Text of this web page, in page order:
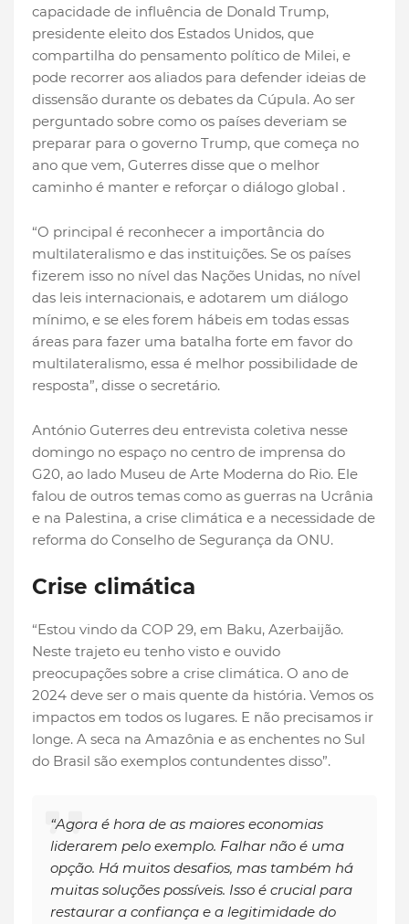
capacidade de influência de Donald Trump,
presidente eleito dos Estados Unidos, que
compartilha do pensamento político de Milei, e
pode recorrer aos aliados para defender ideias de
dissensão durante os debates da Cúpula. Ao ser
perguntado sobre como os países deveriam se
preparar para o governo Trump, que começa no
ano que vem, Guterres disse que o melhor
caminho é manter e reforçar o diálogo global .
“O principal é reconhecer a importância do
multilateralismo e das instituições. Se os países
fizerem isso no nível das Nações Unidas, no nível
das leis internacionais, e adotarem um diálogo
mínimo, e se eles forem hábeis em todas essas
áreas para fazer uma batalha forte em favor do
multilateralismo, essa é melhor possibilidade de
resposta”, disse o secretário.
António Guterres deu entrevista coletiva nesse
domingo no espaço no centro de imprensa do
G20, ao lado Museu de Arte Moderna do Rio. Ele
falou de outros temas como as guerras na Ucrânia
e na Palestina, a crise climática e a necessidade de
reforma do Conselho de Segurança da ONU.
Crise climática
“Estou vindo da COP 29, em Baku, Azerbaijão.
Neste trajeto eu tenho visto e ouvido
preocupações sobre a crise climática. O ano de
2024 deve ser o mais quente da história. Vemos os
impactos em todos os lugares. E não precisamos ir
longe. A seca na Amazônia e as enchentes no Sul
do Brasil são exemplos contundentes disso”.
“Agora é hora de as maiores economias
liderarem pelo exemplo. Falhar não é uma
opção. Há muitos desafios, mas também há
muitas soluções possíveis. Isso é crucial para
restaurar a confiança e a legitimidade do